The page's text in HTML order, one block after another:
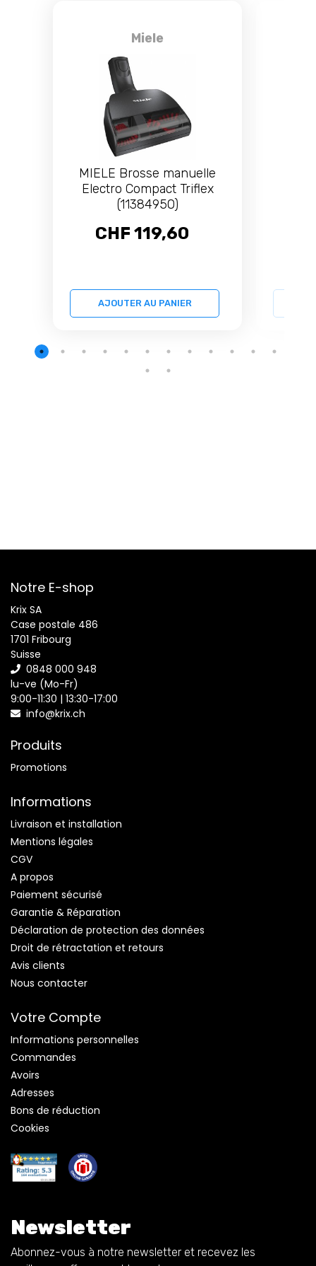
Miele
MIELE Brosse manuelle
Electro Compact Triflex
(11384950)
CHF 119,60
AJOUTER AU PANIER
Notre E-shop
Krix SA
Case postale 486
1701 Fribourg
Suisse
0848 000 948
lu-ve (Mo-Fr)
9:00-11:30 | 13:30-17:00
info@krix.ch
Produits
Promotions
Informations
Livraison et installation
Mentions légales
CGV
A propos
Paiement sécurisé
Garantie & Réparation
Déclaration de protection des données
Droit de rétractation et retours
Avis clients
Nous contacter
Votre Compte
Informations personnelles
Commandes
Avoirs
Adresses
Bons de réduction
Cookies
Newsletter
Abonnez-vous à notre newsletter et recevez les